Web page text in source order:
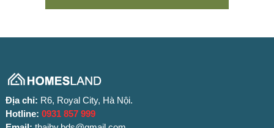
Địa chỉ: R6, Royal City, Hà Nội.
Hotline: 0931 857 999